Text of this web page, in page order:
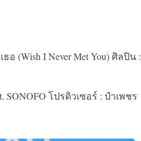
อ (Wish I Never Met You) ศิลปิน :
SONOFO โปรดิวเซอร์ : ป๋าเพชร